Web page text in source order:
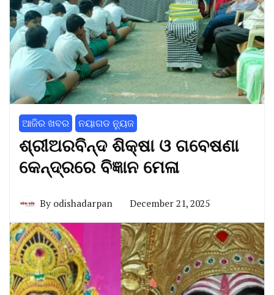
ଆଜିର ଖବର ନୟାଗଡ ନ୍ୟୁଜ
ଶ୍ରୀଅରବିନ୍ଦ ଶିକ୍ଷା ଓ ଗବେଷଣା
କେନ୍ଦ୍ରରେ ବିଜ୍ଞାନ ମେଳା
By odishadarpan December 21, 2025